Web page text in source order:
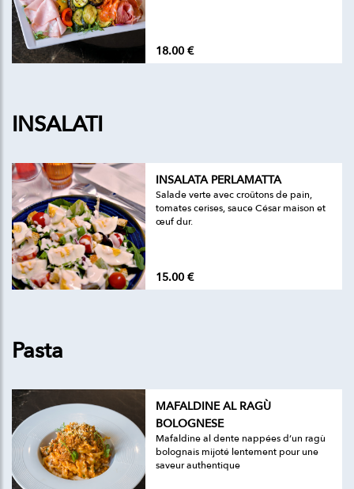
18.00 €
INSALATI
INSALATA PERLAMATTA
Salade verte avec croûtons de pain,
tomates cerises, sauce César maison et
œuf dur.
15.00 €
Pasta
MAFALDINE AL RAGÙ
BOLOGNESE
Mafaldine al dente nappées d’un ragù
bolognais mijoté lentement pour une
saveur authentique